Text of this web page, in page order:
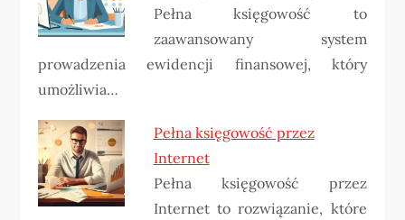
Pełna księgowość to
zaawansowany system
prowadzenia ewidencji finansowej, który
umożliwia…
Pełna księgowość przez
Internet
Pełna księgowość przez
Internet to rozwiązanie, które